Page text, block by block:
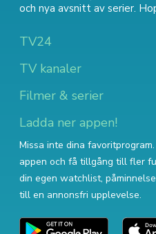
och nya avsnitt av serier.
TV24
TV kanaler
Filmer & serier
Ladda ner appen!
Missa inte dina
appen och få tillgång till fler
din egen watchlist,
till en annonsfri upplevelse.